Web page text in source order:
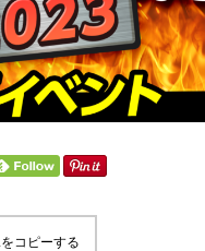
コピーする